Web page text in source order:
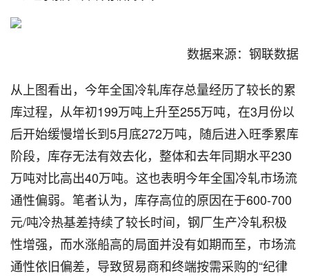
数据来源：钢联数据
从上图看出，今年全国冷轧库存总量经历了较长的累
库过程，从年初199万吨上升至255万吨，在3月份以
后开始缓慢增长到5月底272万吨，随后进入旺季累库
阶段，库存无法有效去化，整体和去年同期水平230
万吨对比高出40万吨。这也表明今年全国冷轧市场流
通性偏弱。笔者认为，库存高位的原因在于600-700
元/吨冷热基差持续了较长时间，钢厂生产冷轧积极
性增强，而水涨船高的局面并没有如期而至，市场流
通性依旧偏差，导致贸易商和终端按需采购的“纪律